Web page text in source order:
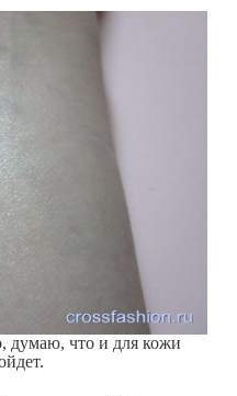
думаю, что и для кожи